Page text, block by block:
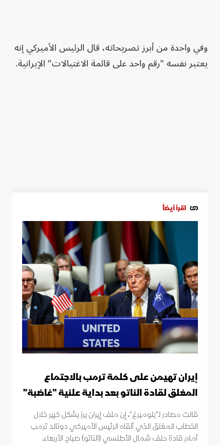
وفي واحدة من أبرز تصريحاته، قال الرئيس الأميركي إنه
يعتبر نفسه "رقم واحد على قائمة الاغتيالات" الإيرانية.
اقرأ أيضاً
إيران تهيمن على كلمة ترمب بالاجتماع
المغلق لقادة الناتو بعد بداية علنية "غاضبة"
قالت مصادر لـ"بلومبرغ"، إن ملف إيران برز بشكل كبير خلال
الخطاب المغلق الذي ألقاه الرئيس الأميركي دونالد ترمب
أمام قادة حلف شمال الأطلسي (الناتو) صباح الأربعاء.